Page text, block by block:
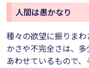
人間は愚かなり
種々の欲望に振りま
かさや不完全さは、
あわせているもので